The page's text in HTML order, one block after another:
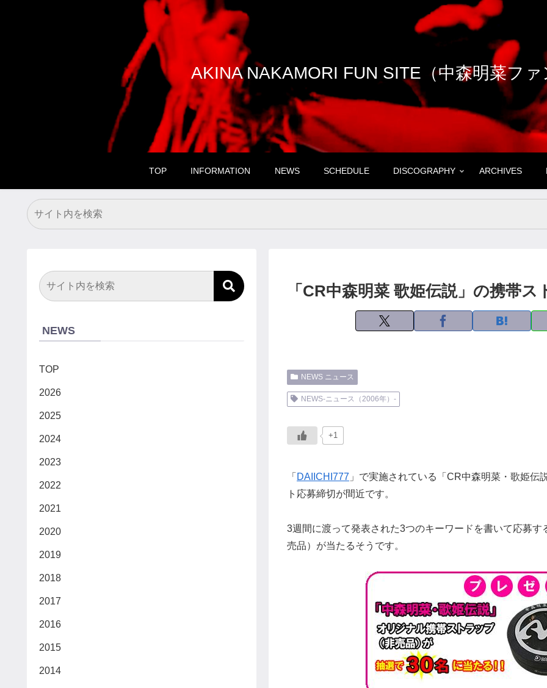
AKINA NAKAMORI FUN SITE（中森明菜フ
TOP INFORMATION NEWS SCHEDULE DISCOGRAPHY ARCHIVES
「CR中森明菜 歌姫伝説」の携帯ス
NEWS ニュース
NEWS-ニュース（2006年）-
+1
「 DAIICHI777 」で実施されている「CR中森明菜・歌姫
ト応募締切が間近です。
3週間に渡って発表された3つのキーワードを書いて応募
売品）が当たるそうです。
NEWS
TOP
2026
2025
2024
2023
2022
2021
2020
2019
2018
2017
2016
2015
2014